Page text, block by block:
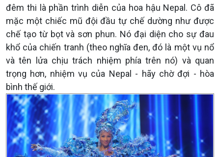
đêm thi là phần trình diễn của hoa hậu Nepal. Cô đã
mặc một chiếc mũ đội đầu tự chế dường như được
chế tạo từ bọt và sơn phun. Nó đại diện cho sự đau
khổ của chiến tranh (theo nghĩa đen, đó là một vụ nổ
và tên lửa chịu trách nhiệm phía trên nó) và quan
trọng hơn, nhiệm vụ của Nepal - hãy chờ đợi - hòa
bình thế giới.